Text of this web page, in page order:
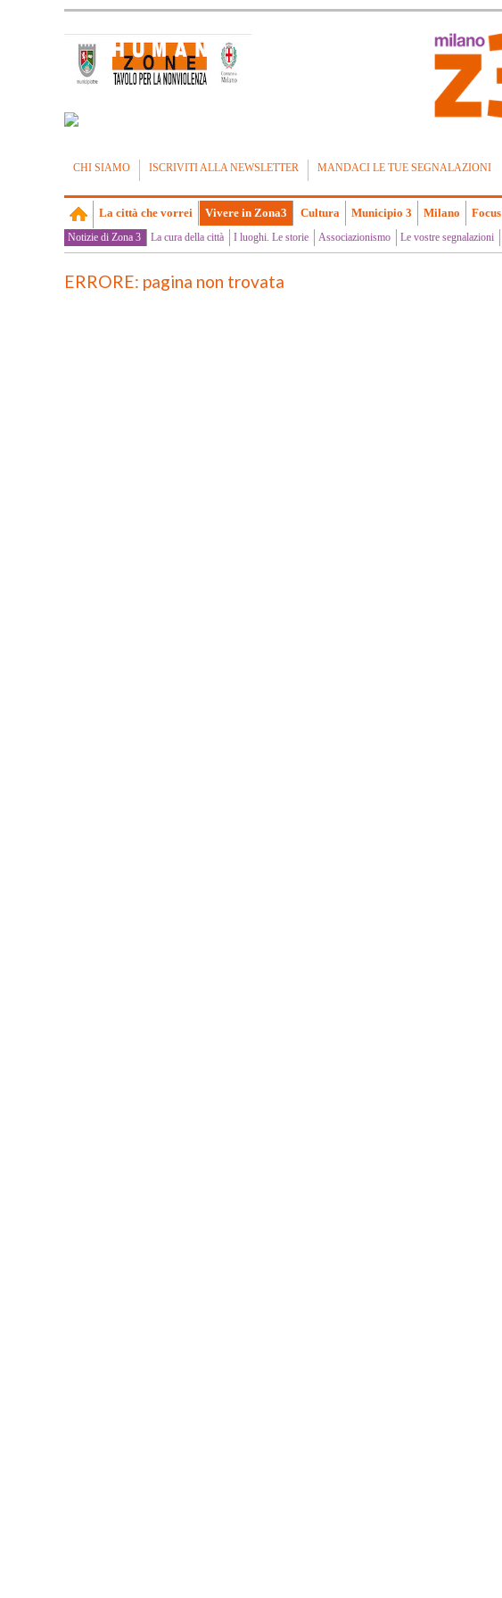
CHI SIAMO ISCRIVITI ALLA NEWSLETTER MANDACI LE TUE SEGNALAZIONI
La città che vorrei Vivere in Zona3 Cultura Municipio 3 Milano Focus
Notizie di Zona 3 La cura della città I luoghi. Le storie Associazionismo Le vostre segnalazioni
ERRORE: pagina non trovata